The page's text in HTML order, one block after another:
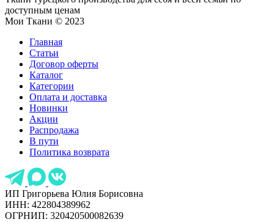
доступным ценам
Мои Ткани © 2023
Главная
Статьи
Договор оферты
Каталог
Категории
Оплата и доставка
Новинки
Акции
Распродажа
В пути
Политика возврата
ИП Григорьева Юлия Борисовна
ИНН: 422804389962
ОГРНИП: 320420500082639